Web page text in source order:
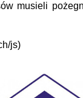
musieli
js)